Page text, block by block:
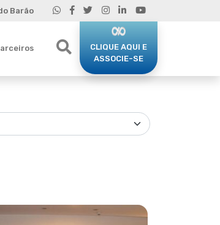
Barão
CLIQUE AQUI E
ASSOCIE-SE